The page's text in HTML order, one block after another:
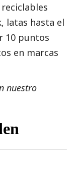
latas hasta el
10 puntos
en marcas
nuestro